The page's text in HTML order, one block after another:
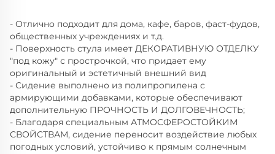
- Отлично подходит для дома, кафе, баров, фаст-фудов,
общественных учреждениях и т.д.
- Поверхность стула имеет ДЕКОРАТИВНУЮ ОТДЕЛКУ
"под кожу" с прострочкой, что придает ему
оригинальный и эстетичный внешний вид
- Сидение выполнено из полипропилена с
армирующими добавками, которые обеспечивают
дополнительную ПРОЧНОСТЬ И ДОЛГОВЕЧНОСТЬ;
- Благодаря специальным АТМОСФЕРОСТОЙКИМ
СВОЙСТВАМ, сидение переносит воздействие любых
погодных условий, устойчиво к прямым солнечным